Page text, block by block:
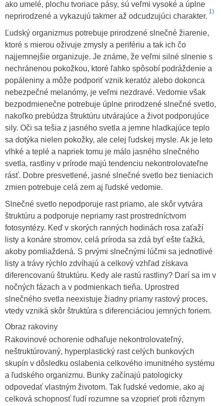
ako umelé, plochu tvoriace pásy, sú veľmi vysoké a úplne
neprirodzené a vykazujú takmer až odcudzujúci charakter.
1)
Ľudský organizmus potrebuje prirodzené slnečné žiarenie,
ktoré s mierou oživuje zmysly a perifériu a tak ich čo
najjemnejšie organizuje. Je známe, že veľmi silné slnenie s
nechránenou pokožkou, ktoré ľahko spôsobí podráždenie a
popáleniny a môže podporiť vznik keratóz alebo dokonca
nebezpečné melanómy, je veľmi nezdravé. Vedomie však
bezpodmienečne potrebuje úplne prirodzené slnečné svetlo,
nakoľko prebúdza štruktúru utvárajúce a život podporujúce
sily. Oči sa tešia z jasného svetla a jemne hladkajúce teplo
sa dotýka nielen pokožky, ale celej ľudskej mysle. Ak je leto
vlhké a teplé a napriek tomu je málo jasného slnečného
svetla, rastliny v prírode majú tendenciu nekontrolovateľne
rásť. Dobre presvetlené, jasné slnečné svetlo bez tieniacich
zmien potrebuje celá zem aj ľudské vedomie.
Slnečné svetlo nepodporuje rast priamo, ale skôr vytvára
štruktúru a podporuje nepriamy rast prostredníctvom
fotosyntézy. Keď v skorých ranných hodinách rosa zaťaží
listy a konáre stromov, celá príroda sa zdá byť ešte ťažká,
akoby pomliaždená. S prvými slnečnými lúčmi sa jednotlivé
listy a trávy rýchlo zdvíhajú a celkový vzhľad získava
diferencovanú štruktúru. Kedy ale rastú rastliny? Darí sa im v
nočných fázach a v podmienkach tieňa. Uprostred
slnečného svetla neexistuje žiadny priamy rastový proces,
vtedy vzniká skôr štruktúra s diferenciáciou jemných foriem.
Obraz rakoviny
Rakovinové ochorenie odhaľuje nekontrolovateľný,
neštruktúrovaný, hyperplastický rast celých bunkových
skupín v dôsledku oslabenia celkového imunitného systému
a ľudského organizmu. Bunky začínajú patologicky
odpovedať vlastným životom. Tak ľudské vedomie, ako aj
celková schopnosť ľudí rozumne sa vzoprieť proti rôznym